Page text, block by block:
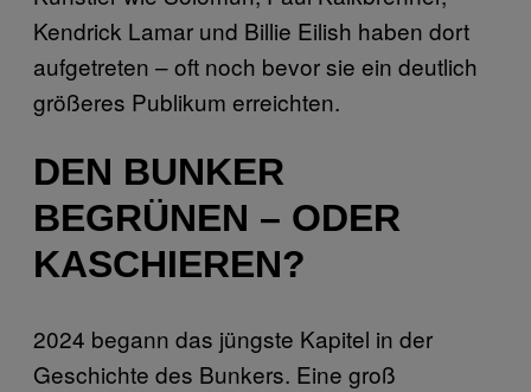
Kendrick Lamar und Billie Eilish haben dort
aufgetreten – oft noch bevor sie ein deutlich
größeres Publikum erreichten.
DEN BUNKER
BEGRÜNEN – ODER
KASCHIEREN?
2024 begann das jüngste Kapitel in der
Geschichte des Bunkers. Eine groß